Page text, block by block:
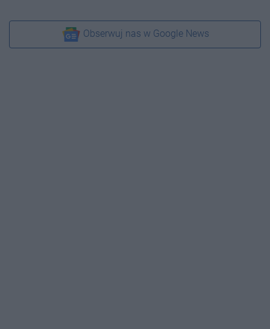
Obserwuj nas w Google News